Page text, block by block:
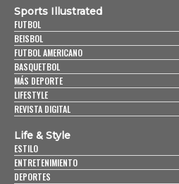
Sports Illustrated
FUTBOL
BEISBOL
FUTBOL AMERICANO
BASQUETBOL
MÁS DEPORTE
LIFESTYLE
REVISTA DIGITAL
Life & Style
ESTILO
ENTRETENIMIENTO
DEPORTES